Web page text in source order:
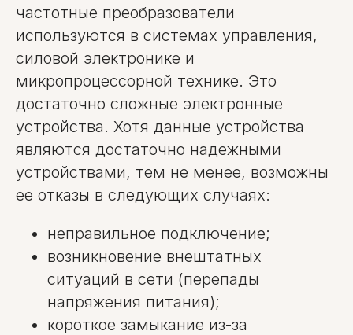
частотные преобразователи
используются в системах управления,
силовой электронике и
микропроцессорной технике. Это
достаточно сложные электронные
устройства. Хотя данные устройства
являются достаточно надежными
устройствами, тем не менее, возможны
ее отказы в следующих случаях:
неправильное подключение;
возникновение внештатных
ситуаций в сети (перепады
напряжения питания);
короткое замыкание из-за